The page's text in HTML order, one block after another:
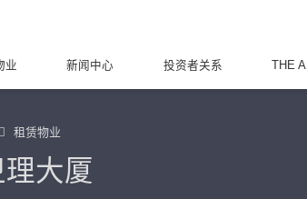
业 新闻中心 投资者关系 THE
租赁物业
大厦